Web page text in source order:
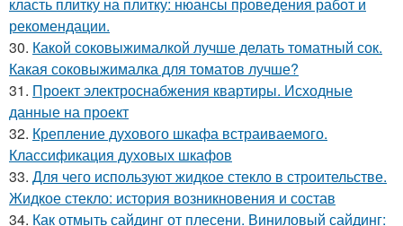
рекомендации.
30. Какой соковыжималкой лучше делать томатный сок.
Какая соковыжималка для томатов лучше?
31. Проект электроснабжения квартиры. Исходные
данные на проект
32. Крепление духового шкафа встраиваемого.
Классификация духовых шкафов
33. Для чего используют жидкое стекло в строительстве.
Жидкое стекло: история возникновения и состав
34. Как отмыть сайдинг от плесени. Виниловый сайдинг: